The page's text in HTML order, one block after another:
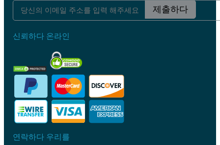
제출하다
신뢰하다 온라인
연락하다 우리를